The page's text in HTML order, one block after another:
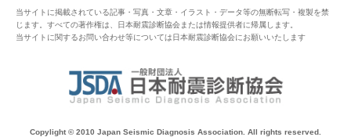
当サイトに掲載されている記事・写真・文章・イラスト・データ等の無断転写・複製を禁
じます。すべての著作権は、日本耐震診断協会または情報提供者に帰属します。
当サイトに関するお問い合わせ等については日本耐震診断協会にお願いいたします
Copylight © 2010 Japan Seismic Diagnosis Association. All rights reserved.